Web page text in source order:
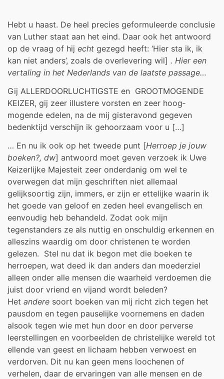
Hebt u haast. De heel precies geformuleerde conclusie
van Luther staat aan het eind. Daar ook het antwoord
op de vraag of hij echt gezegd heeft: ‘Hier sta ik, ik
kan niet anders’, zoals de overlevering wil] . Hier een
vertaling in het Nederlands van de laatste passage…
Gij ALLERDOORLUCHTIGSTE en GROOTMOGENDE
KEIZER, gij zeer illustere vorsten en zeer hoog­
mogende edelen, na de mij gisteravond gegeven
bedenktijd verschijn ik gehoorzaam voor u […]
… En nu ik ook op het tweede punt [Herroep je jouw
boeken?, dw] antwoord moet geven verzoek ik Uwe
Keizerlijke Majesteit zeer onderdanig om wel te
overwegen dat mijn geschriften niet allemaal
gelijksoortig zijn, immers, er zijn er ettelijke waarin ik
het goede van geloof en zeden heel evangelisch en
eenvoudig heb behandeld. Zodat ook mijn
tegenstanders ze als nuttig en onschuldig erkennen en
alleszins waardig om door christenen te worden
gelezen. Stel nu dat ik begon met die boeken te
herroepen, wat deed ik dan anders dan moederziel
alleen onder alle mensen die waarheid verdoemen die
juist door vriend en vijand wordt beleden?
Het andere soort boeken van mij richt zich tegen het
pausdom en tegen pauselijke voornemens en daden
alsook tegen wie met hun door en door perverse
leerstellingen en voorbeelden de christelijke wereld tot
ellende van geest en lichaam hebben verwoest en
verdorven. Dit nu kan geen mens loochenen of
verhelen, daar de ervaringen van alle mensen en de